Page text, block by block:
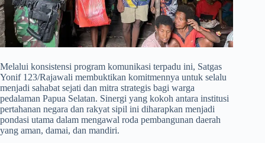
​Melalui konsistensi program komunikasi terpadu ini, Satgas
Yonif 123/Rajawali membuktikan komitmennya untuk selalu
menjadi sahabat sejati dan mitra strategis bagi warga
pedalaman Papua Selatan. Sinergi yang kokoh antara institusi
pertahanan negara dan rakyat sipil ini diharapkan menjadi
pondasi utama dalam mengawal roda pembangunan daerah
yang aman, damai, dan mandiri.